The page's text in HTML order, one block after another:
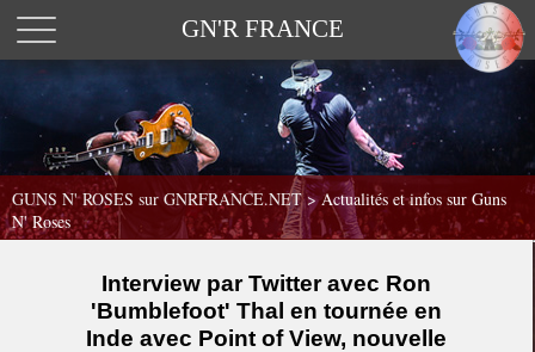
GN'R FRANCE
GUNS N' ROSES sur GNRFRANCE.NET>Actualités et infos sur Guns
N' Roses
Interview par Twitter avec Ron
'Bumblefoot' Thal en tournée en
Inde avec Point of View, nouvelle